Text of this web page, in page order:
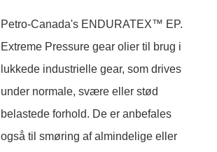
Petro-Canada's ENDURATEX™ EP.
Extreme Pressure gear olier til brug i
lukkede industrielle gear, som drives
under normale, svære eller stød
belastede forhold. De er anbefales
også til smøring af almindelige eller